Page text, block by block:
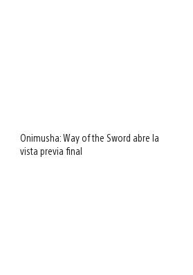
Onimusha: Way of the Sword abre la
vista previa final